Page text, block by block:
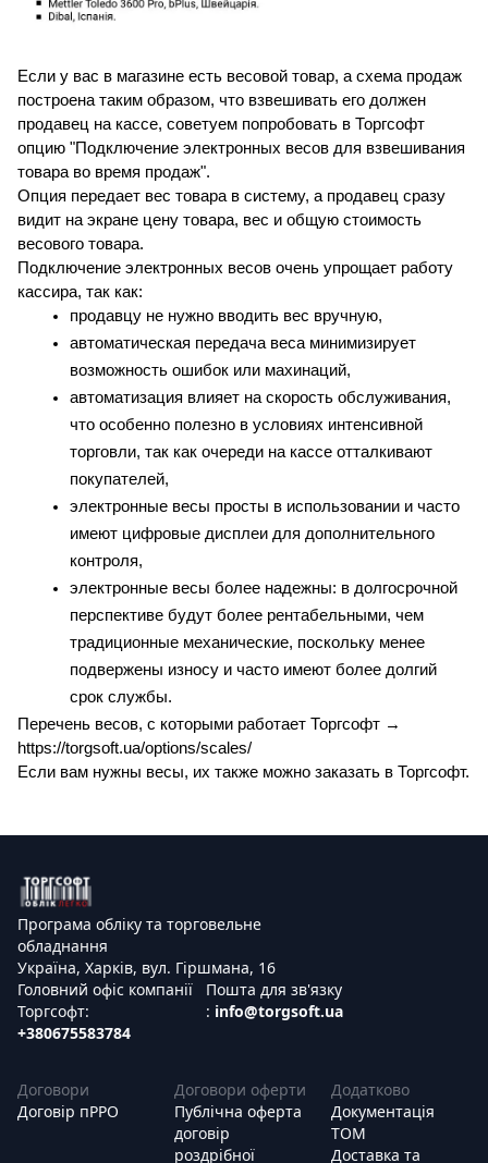
Если у вас в магазине есть весовой товар, а схема продаж
построена таким образом, что взвешивать его должен
продавец на кассе, советуем попробовать в Торгсофт
опцию "Подключение электронных весов для взвешивания
товара во время продаж".
Опция передает вес товара в систему, а продавец сразу
видит на экране цену товара, вес и общую стоимость
весового товара.
Подключение электронных весов очень упрощает работу
кассира, так как:
продавцу не нужно вводить вес вручную,
автоматическая передача веса минимизирует
возможность ошибок или махинаций,
автоматизация влияет на скорость обслуживания,
что особенно полезно в условиях интенсивной
торговли, так как очереди на кассе отталкивают
покупателей,
электронные весы просты в использовании и часто
имеют цифровые дисплеи для дополнительного
контроля,
электронные весы более надежны: в долгосрочной
перспективе будут более рентабельными, чем
традиционные механические, поскольку менее
подвержены износу и часто имеют более долгий
срок службы.
https://torgsoft.ua/options/scales/
Если вам нужны весы, их также можно заказать в Торгсофт.
Програма обліку та торговельне
обладнання
Україна, Харків, вул. Гіршмана, 16
Головний офіс компанії
Торгсофт:
+380675583784
Пошта для зв'язку
: info@torgsoft.ua
Договори
Договір пРРО
Договори оферти
Публічна оферта
договір
роздрібної
Додатково
Документація
ТОМ
Доставка та